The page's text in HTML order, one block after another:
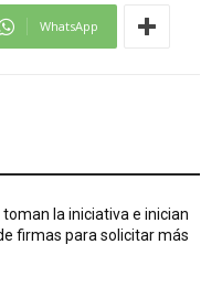
WhatsApp
la iniciativa e inician
firmas para solicitar más